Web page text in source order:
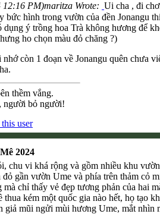
12:16 PM)maritza Wrote: Ui cha , đi
bức hình trong vườn của đền Jonangu
dụng ý trồng hoa Trà không hương để
ho chọn màu đỏ chăng ?)
còn 1 đoạn về Jonangu quên chưa
thềm vắng.
người bỏ người!
2024
chu vi khá rộng và gồm nhiều khu
gần vườn Ume và phía trên thảm cỏ
mà chỉ thấy vẻ đẹp tương phản của hai
thua kém một quốc gia nào hết, họ tạo
giả mũi ngửi mùi hương Ume, mắt nhìn